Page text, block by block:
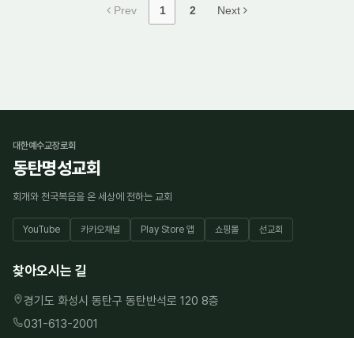
Prev 1 2 Next
대한예수교장로회
동탄명성교회
회개와 천국복음을 온 세상에 전하는 교회
YouTube 카카오채널 Play Store 앱 쇼핑몰 선교회
찾아오시는 길
경기도 화성시 동탄구 동탄반석로 120 8층
031-613-2001